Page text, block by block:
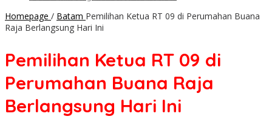
Homepage / Batam Pemilihan Ketua RT 09 di Perumahan Buana
Raja Berlangsung Hari Ini
Pemilihan Ketua RT 09 di
Perumahan Buana Raja
Berlangsung Hari Ini